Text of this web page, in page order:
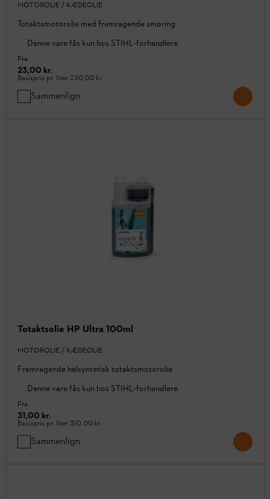
MOTOROLIE / KÆDEOLIE
Totaktsmotorolie med fremragende smøring
Denne vare fås kun hos STIHL-forhandlere.
Fra
23,00 kr.
Basispris pr. liter 230,00 kr.
Sammenlign
Totaktsolie HP Ultra 100ml
MOTOROLIE / KÆDEOLIE
Fremragende helsyntetisk totaktsmotorolie
Denne vare fås kun hos STIHL-forhandlere.
Fra
31,00 kr.
Basispris pr. liter310,00 kr.
Sammenlign